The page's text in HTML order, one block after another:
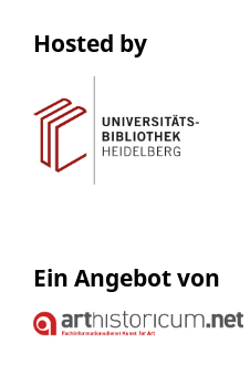
Hosted by
Ein Angebot von